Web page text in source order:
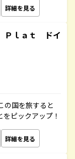
詳細を見る
ｌａｔ ドイ
の国を旅すると
ピックアップ！
詳細を見る